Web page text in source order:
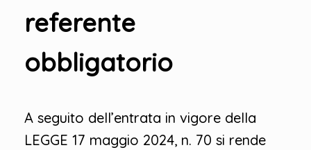
referente
obbligatorio
A seguito dell’entrata in vigore della
LEGGE 17 maggio 2024, n. 70 si rende